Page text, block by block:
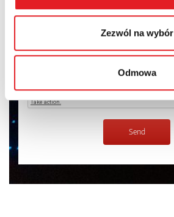
Zezwól na wybór
Odmowa
in thePrivacy Policy*